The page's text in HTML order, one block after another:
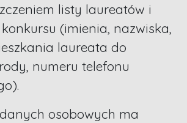
listy laureatów i
(imienia, nazwiska,
laureata do
numeru telefonu
osobowych ma